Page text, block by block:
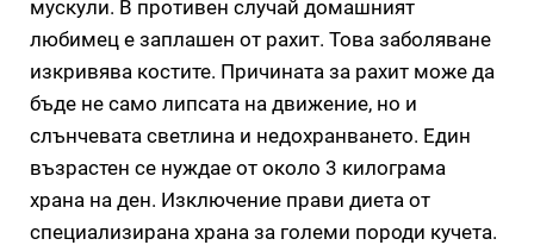
мускули. В противен случай домашният
любимец е заплашен от рахит. Това заболяване
изкривява костите. Причината за рахит може да
бъде не само липсата на движение, но и
слънчевата светлина и недохранването. Един
възрастен се нуждае от около 3 килограма
храна на ден. Изключение прави диета от
специализирана храна за големи породи кучета.